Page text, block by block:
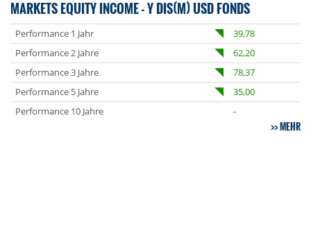
MARKETS EQUITY INCOME - Y DIS(M) USD FONDS
Performance 1 Jahr
39,78
Performance 2 Jahre
62,20
Performance 3 Jahre
78,37
Performance 5 Jahre
35,00
Performance 10 Jahre
-
MEHR